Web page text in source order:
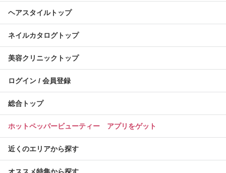
ヘアスタイルトップ
ネイルカタログトップ
美容クリニックトップ
ログイン / 会員登録
総合トップ
ホットペッパービューティー アプリをゲット
近くのエリアから探す